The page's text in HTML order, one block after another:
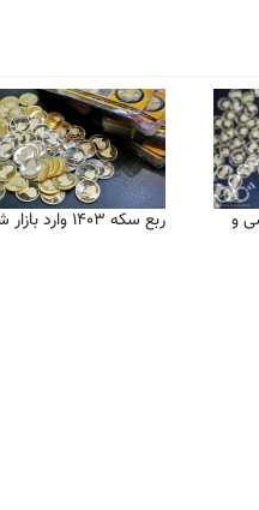
و
ربع سکه ۱۴۰۳ وارد بازار شد